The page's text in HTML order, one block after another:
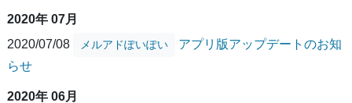
2020年 07月
2020/07/08
メルアドぽいぽい
アプリ版アップデートのお知
らせ
2020年 06月